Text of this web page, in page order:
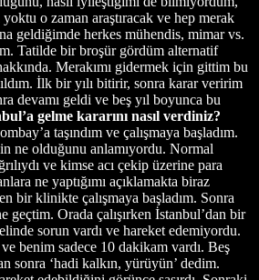
o zaman araştıracak ve hep merak
geldiğimde herkes mühendis, mimar vs.
Tatilde bir broşür gördüm alternatif
Merakımı gidermek için gittim bu
İlk bir yılı bitirir, sonra karar veririm
devamı geldi ve beş yıl boyunca bu
gelme kararını nasıl verdiniz?
taşındım ve çalışmaya başladım.
ne olduğunu anlamıyordu. Normal
ve kimse acı çekip üzerine para
ne yaptığımı açıklamakta biraz
bir klinikte çalışmaya başladım. Sonra
geçtim. Orada çalışırken İstanbul’dan bir
sorun vardı ve hareket edemiyordu.
benim sadece 10 dakikam vardı. Beş
sonra ‘hadi kalkın, yürüyün’ dedim.